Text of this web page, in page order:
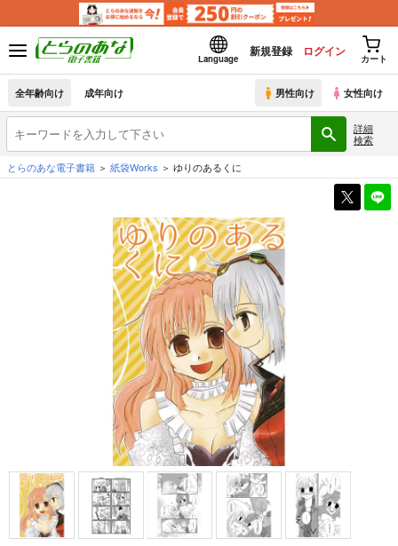
Language
新規登録 ログイン
カート
全年齢向け 成年向け 男性向け 女性向け
詳細
検索
とらのあな電子書籍
紙袋Works ゆりのあるくに